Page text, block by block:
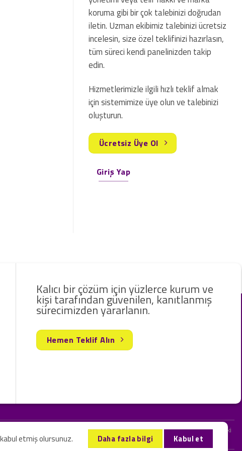
koruma gibi bir çok talebinizi doğrudan
iletin. Uzman ekibimiz talebinizi ücretsiz
incelesin, size özel teklifinizi hazırlasın,
tüm süreci kendi panelinizden takip
edin.
Hizmetlerimizle ilgili hızlı teklif almak
için sistemimize üye olun ve talebinizi
oluşturun.
Ücretsiz Üye Ol
Giriş Yap
Kalıcı bir çözüm için yüzlerce kurum ve
kişi tarafından güvenilen, kanıtlanmış
sürecimizden yararlanın.
Hemen Teklif Alın
hizmet vermekteyiz. Web sitemizde ve sizinle kurduğumuz iletişimlerdeki
etmiş olursunuz. Daha fazla bilgi Kabul et